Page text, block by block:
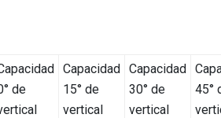
de
Capacidad
15° de
vertical
Capacidad
30° de
vertical
45°